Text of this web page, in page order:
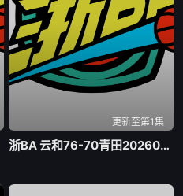
更新至第1集
浙BA 云和76-70青田20260807